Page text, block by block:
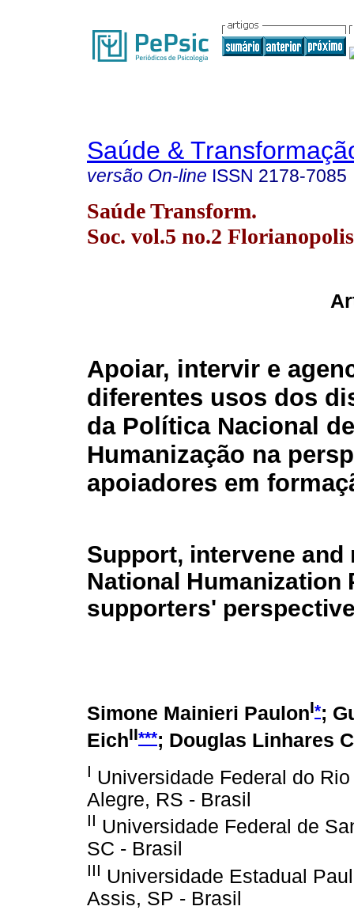
Saúde &
versão On-line ISSN 2178-7085
Saúde Transform.
Soc. vol.5 no.2
Apoiar, intervir e
diferentes usos dos
da Política Nacional de
Humanização na
apoiadores em
Support, intervene
National
supporters'
Simone Mainieri PaulonI*;
EichII***; Douglas Linhares
I Universidade Federal do
Alegre, RS - Brasil
II Universidade Federal de
SC - Brasil
III Universidade Estadual
Assis, SP - Brasil